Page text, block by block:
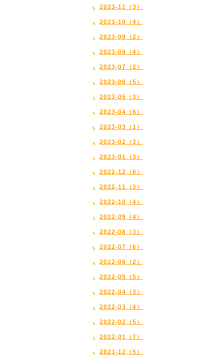
2023-11（3）
2023-10（4）
2023-09（2）
2023-08（4）
2023-07（2）
2023-06（5）
2023-05（3）
2023-04（6）
2023-03（1）
2023-02（3）
2023-01（3）
2022-12（6）
2022-11（3）
2022-10（4）
2022-09（4）
2022-08（3）
2022-07（6）
2022-06（2）
2022-05（5）
2022-04（3）
2022-03（4）
2022-02（5）
2022-01（7）
2021-12（5）